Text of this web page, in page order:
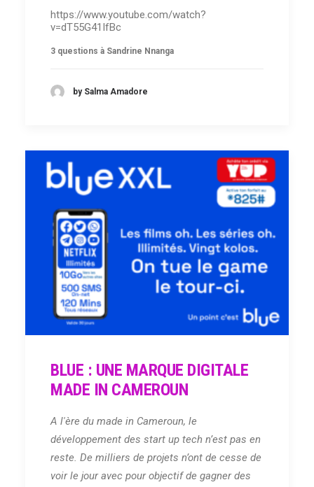
https://www.youtube.com/watch?
v=dT55G41IfBc
3 questions à Sandrine Nnanga
by Salma Amadore
BLUE : UNE MARQUE DIGITALE
MADE IN CAMEROUN
A l'ère du made in Cameroun, le
développement des start up tech n’est pas en
reste. De milliers de projets n’ont de cesse de
voir le jour avec pour objectif de gagner des